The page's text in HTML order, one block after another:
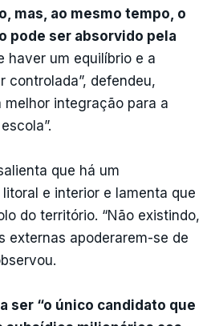
mas, ao mesmo tempo, o
pode ser absorvido pela
haver um equilíbrio e a
controlada”, defendeu,
melhor integração para a
que há um
e interior e lamenta que
do território. “Não existindo,
externas apoderarem-se de
ser “o único candidato que